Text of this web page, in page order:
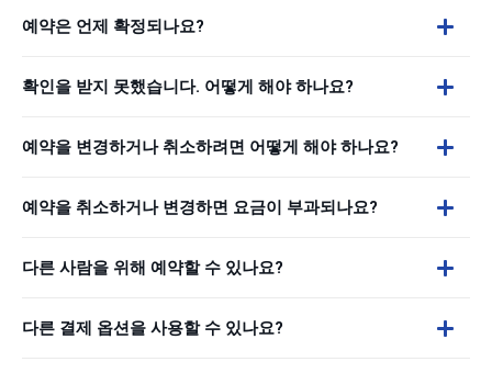
예약은 언제 확정되나요?
확인을 받지 못했습니다. 어떻게 해야 하나요?
예약을 변경하거나 취소하려면 어떻게 해야 하나요?
예약을 취소하거나 변경하면 요금이 부과되나요?
다른 사람을 위해 예약할 수 있나요?
다른 결제 옵션을 사용할 수 있나요?